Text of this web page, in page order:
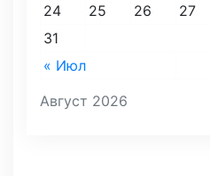
Август 2026
« Июл
24
25 26 27
31